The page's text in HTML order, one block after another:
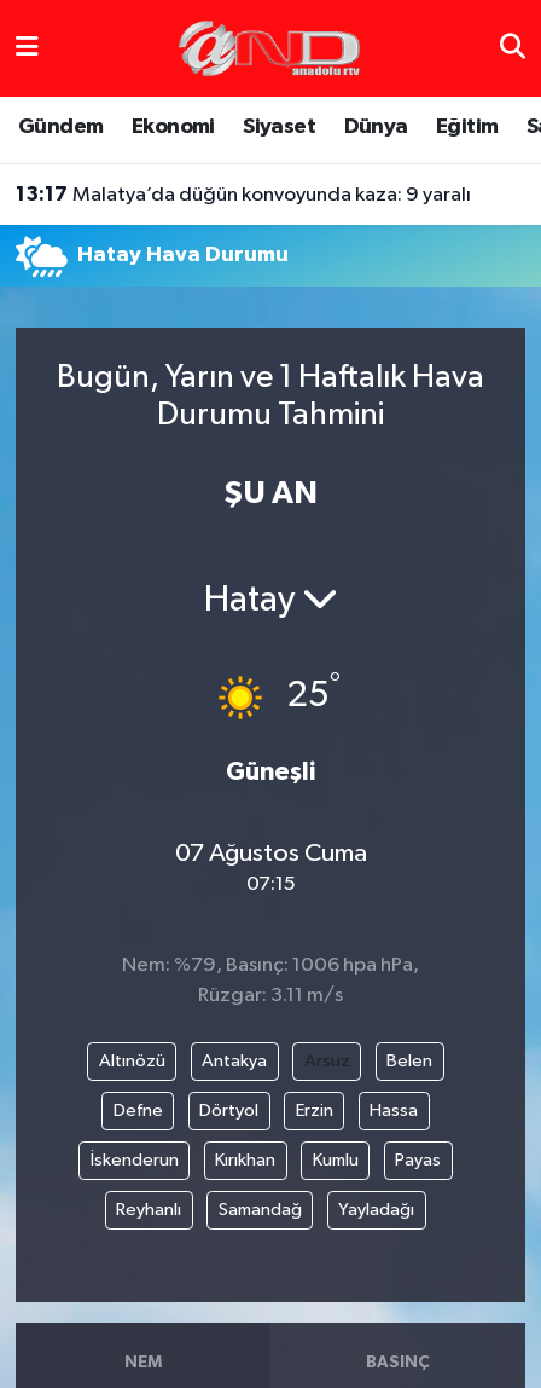
Gündem Ekonomi Siyaset Dünya Eğitim
13:17 Malatya’da düğün konvoyunda kaza: 9 yaralı
Hatay Hava Durumu
Bugün, Yarın ve 1 Haftalık Hava
Durumu Tahmini
ŞU AN
Hatay
25°
Güneşli
07 Ağustos Cuma
07:15
Nem: %79, Basınç: 1006 hpa hPa,
Rüzgar: 3.11 m/s
Altınözü Antakya Arsuz Belen
Defne Dörtyol Erzin Hassa
İskenderun Kırıkhan Kumlu Payas
Reyhanlı Samandağ Yayladağı
NEM BASINÇ
Gündem
Haber Arşivi